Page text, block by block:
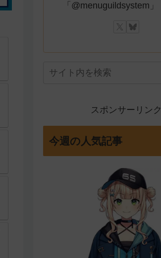
「@menuguildsystem」
スポンサーリンク
今週の人気記事